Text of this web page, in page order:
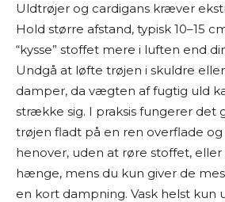
Uldtrøjer og cardigans kræver
Hold større afstand, typisk 10–15
“kysse” stoffet mere i luften end
Undgå at løfte trøjen i skuldre
damper, da vægten af fugtig uld
strække sig. I praksis fungerer det
trøjen fladt på en ren overflade
henover, uden at røre stoffet,
hænge, mens du kun giver de
en kort dampning. Vask helst kun